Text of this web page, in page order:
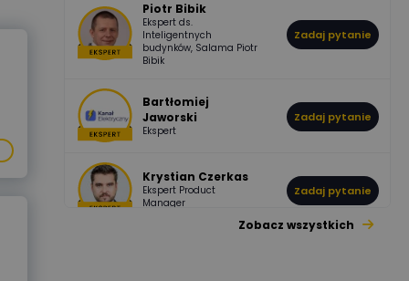
DawidZak 796
Odpowiedzi
244
Ocen
Piotr Bibik
Ekspert ds.
Inteligentnych
budynków, Salama Piotr
Bibik
Zadaj pytanie
Bartłomiej
Jaworski
Ekspert
Zadaj pytanie
Krystian Czerkas
Ekspert Product
Manager
Zadaj pytanie
Zobacz wszystkich